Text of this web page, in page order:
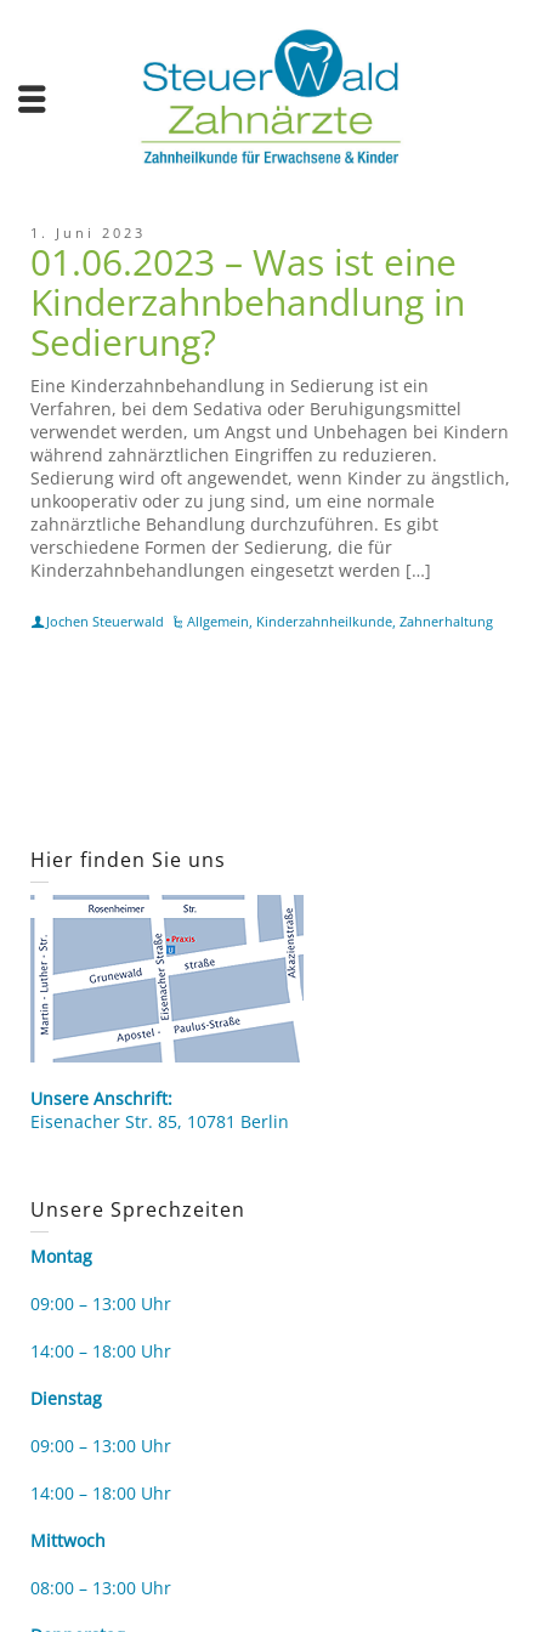
1. Juni 2023
01.06.2023 – Was ist eine
Kinderzahnbehandlung in
Sedierung?
Eine Kinderzahnbehandlung in Sedierung ist ein
Verfahren, bei dem Sedativa oder Beruhigungsmittel
verwendet werden, um Angst und Unbehagen bei Kindern
während zahnärztlichen Eingriffen zu reduzieren.
Sedierung wird oft angewendet, wenn Kinder zu ängstlich,
unkooperativ oder zu jung sind, um eine normale
zahnärztliche Behandlung durchzuführen. Es gibt
verschiedene Formen der Sedierung, die für
Kinderzahnbehandlungen eingesetzt werden […]
Jochen Steuerwald Allgemein, Kinderzahnheilkunde,Zahnerhaltung
Hier finden Sie uns
Unsere Anschrift:
Eisenacher Str. 85, 10781 Berlin
Unsere Sprechzeiten
Montag
09:00 – 13:00 Uhr
14:00 – 18:00 Uhr
Dienstag
09:00 – 13:00 Uhr
14:00 – 18:00 Uhr
Mittwoch
08:00 – 13:00 Uhr